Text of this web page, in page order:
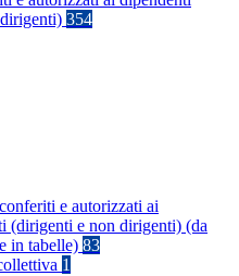
354
e autorizzati ai
(dirigenti e non dirigenti) (da
in tabelle) 83
1